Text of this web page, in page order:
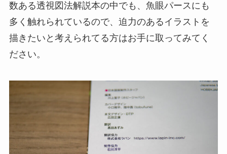
数ある透視図法解説本の中でも、魚眼パースにも
多く触れられているので、迫力のあるイラストを
描きたいと考えられてる方はお手に取ってみてく
ださい。